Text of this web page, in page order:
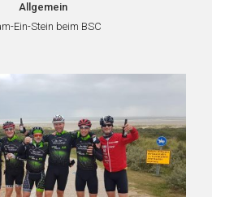
Allgemein
Ein-Stein beim BSC